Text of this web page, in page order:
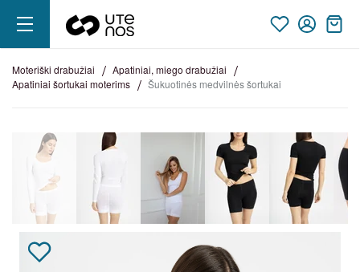
moteriški drabužiai
apatiniai, miego drabužiai
apatiniai šortukai moterims
šukuotinės medvilnės šortukai